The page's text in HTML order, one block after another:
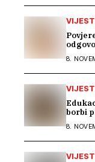
8.
borbi
8.